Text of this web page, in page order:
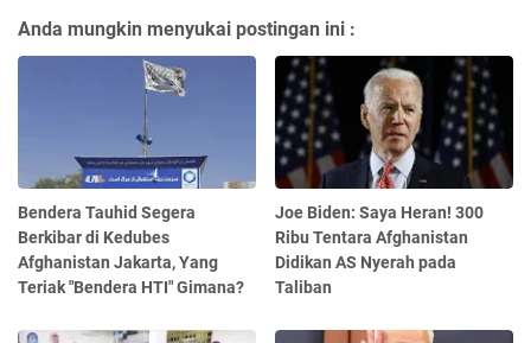
Anda mungkin menyukai postingan ini :
Bendera Tauhid Segera
Berkibar di Kedubes
Afghanistan Jakarta, Yang
Teriak "Bendera HTI" Gimana?
Joe Biden: Saya Heran! 300
Ribu Tentara Afghanistan
Didikan AS Nyerah pada
Taliban